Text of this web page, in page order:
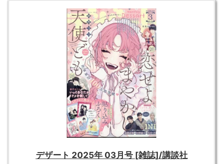
デザート 2025年 03月号 [雑誌]/講談社